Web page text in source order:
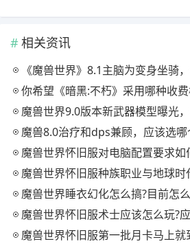
相关资讯
《魔兽世界》8.1主脑为变身坐骑，玩家称:速度最快的章鱼坐
你希望《暗黑:不朽》采用哪种收费模式?(暗黑破坏神:
魔兽世界9.0版本新武器模型曝光，玩家调侃:暴雪美工终于再次上线
魔兽8.0治疗和dps兼顾，应该选哪个职业?(魔兽世界8.3治
魔兽世界怀旧服对电脑配置要求如何?(魔兽世界怀旧服电
魔兽世界怀旧服种族职业与地球时代种族职业对比，如何选择?(魔兽世界
魔兽世界睡衣幻化怎么搞?目前怎么样?(魔兽世
魔兽世界怀旧服术士应该怎么玩?应该学习什么专业?(魔兽怀旧
魔兽世界怀旧服第一批月卡马上就到期了，说说你练到多少级?(魔兽世界怀旧